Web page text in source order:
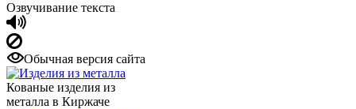
Озвучивание текста
Обычная версия сайта
Кованые изделия из
металла в Киржаче